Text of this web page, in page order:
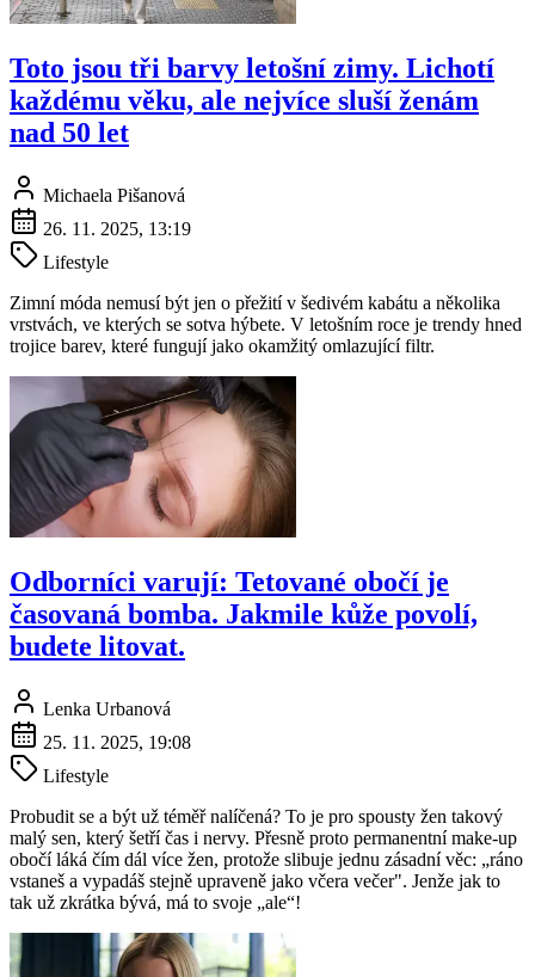
Toto jsou tři barvy letošní zimy. Lichotí
každému věku, ale nejvíce sluší ženám
nad 50 let
Michaela Pišanová
26. 11. 2025, 13:19
Lifestyle
Zimní móda nemusí být jen o přežití v šedivém kabátu a několika
vrstvách, ve kterých se sotva hýbete. V letošním roce je trendy hned
trojice barev, které fungují jako okamžitý omlazující filtr.
Odborníci varují: Tetované obočí je
časovaná bomba. Jakmile kůže povolí,
budete litovat.
Lenka Urbanová
25. 11. 2025, 19:08
Lifestyle
Probudit se a být už téměř nalíčená? To je pro spousty žen takový
malý sen, který šetří čas i nervy. Přesně proto permanentní make-up
obočí láká čím dál více žen, protože slibuje jednu zásadní věc: „ráno
vstaneš a vypadáš stejně upraveně jako včera večer". Jenže jak to
tak už zkrátka bývá, má to svoje „ale“!